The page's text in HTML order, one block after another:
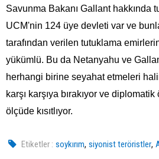
Savunma Bakanı Gallant hakkında
UCM'nin 124 üye devleti var ve
tarafından verilen tutuklama
yükümlü. Bu da Netanyahu ve
herhangi birine seyahat etmeleri
karşı karşıya bırakıyor ve
ölçüde kısıtlıyor.
Etiketler : soykırım,siyonist teröristler,